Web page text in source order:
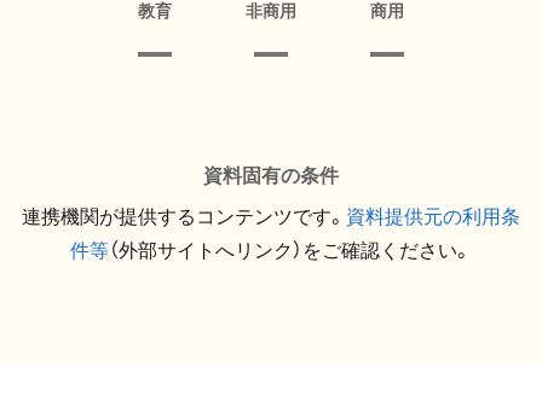
教育 非商用 商用
資料固有の条件
連携機関が提供するコンテンツです。 資料提供元の利用条
件等（外部サイトへリンク）をご確認ください。